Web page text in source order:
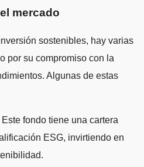
mercado
sostenibles, hay varias
por su compromiso con la
Algunas de estas
Este fondo tiene una cartera
ESG, invirtiendo en